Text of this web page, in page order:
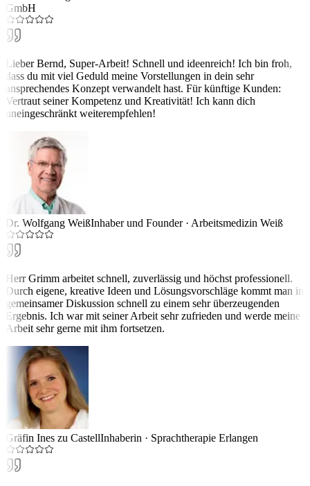
GmbH
Lieber Bernd, Super-Arbeit! Schnell und ideenreich! Ich bin froh,
dass du mit viel Geduld meine Vorstellungen in dein sehr
ansprechendes Konzept verwandelt hast. Für künftige Kunden:
Vertraut seiner Kompetenz und Kreativität! Ich kann dich
uneingeschränkt weiterempfehlen!
Dr. Wolfgang WeißInhaber und Founder· Arbeitsmedizin Weiß
Herr Grimm arbeitet schnell, zuverlässig und höchst professionell.
Durch eigene, kreative Ideen und Lösungsvorschläge kommt man in
gemeinsamer Diskussion schnell zu einem sehr überzeugenden
Ergebnis. Ich war mit seiner Arbeit sehr zufrieden und werde meine
Arbeit sehr gerne mit ihm fortsetzen.
Gräfin Ines zu CastellInhaberin · Sprachtherapie Erlangen